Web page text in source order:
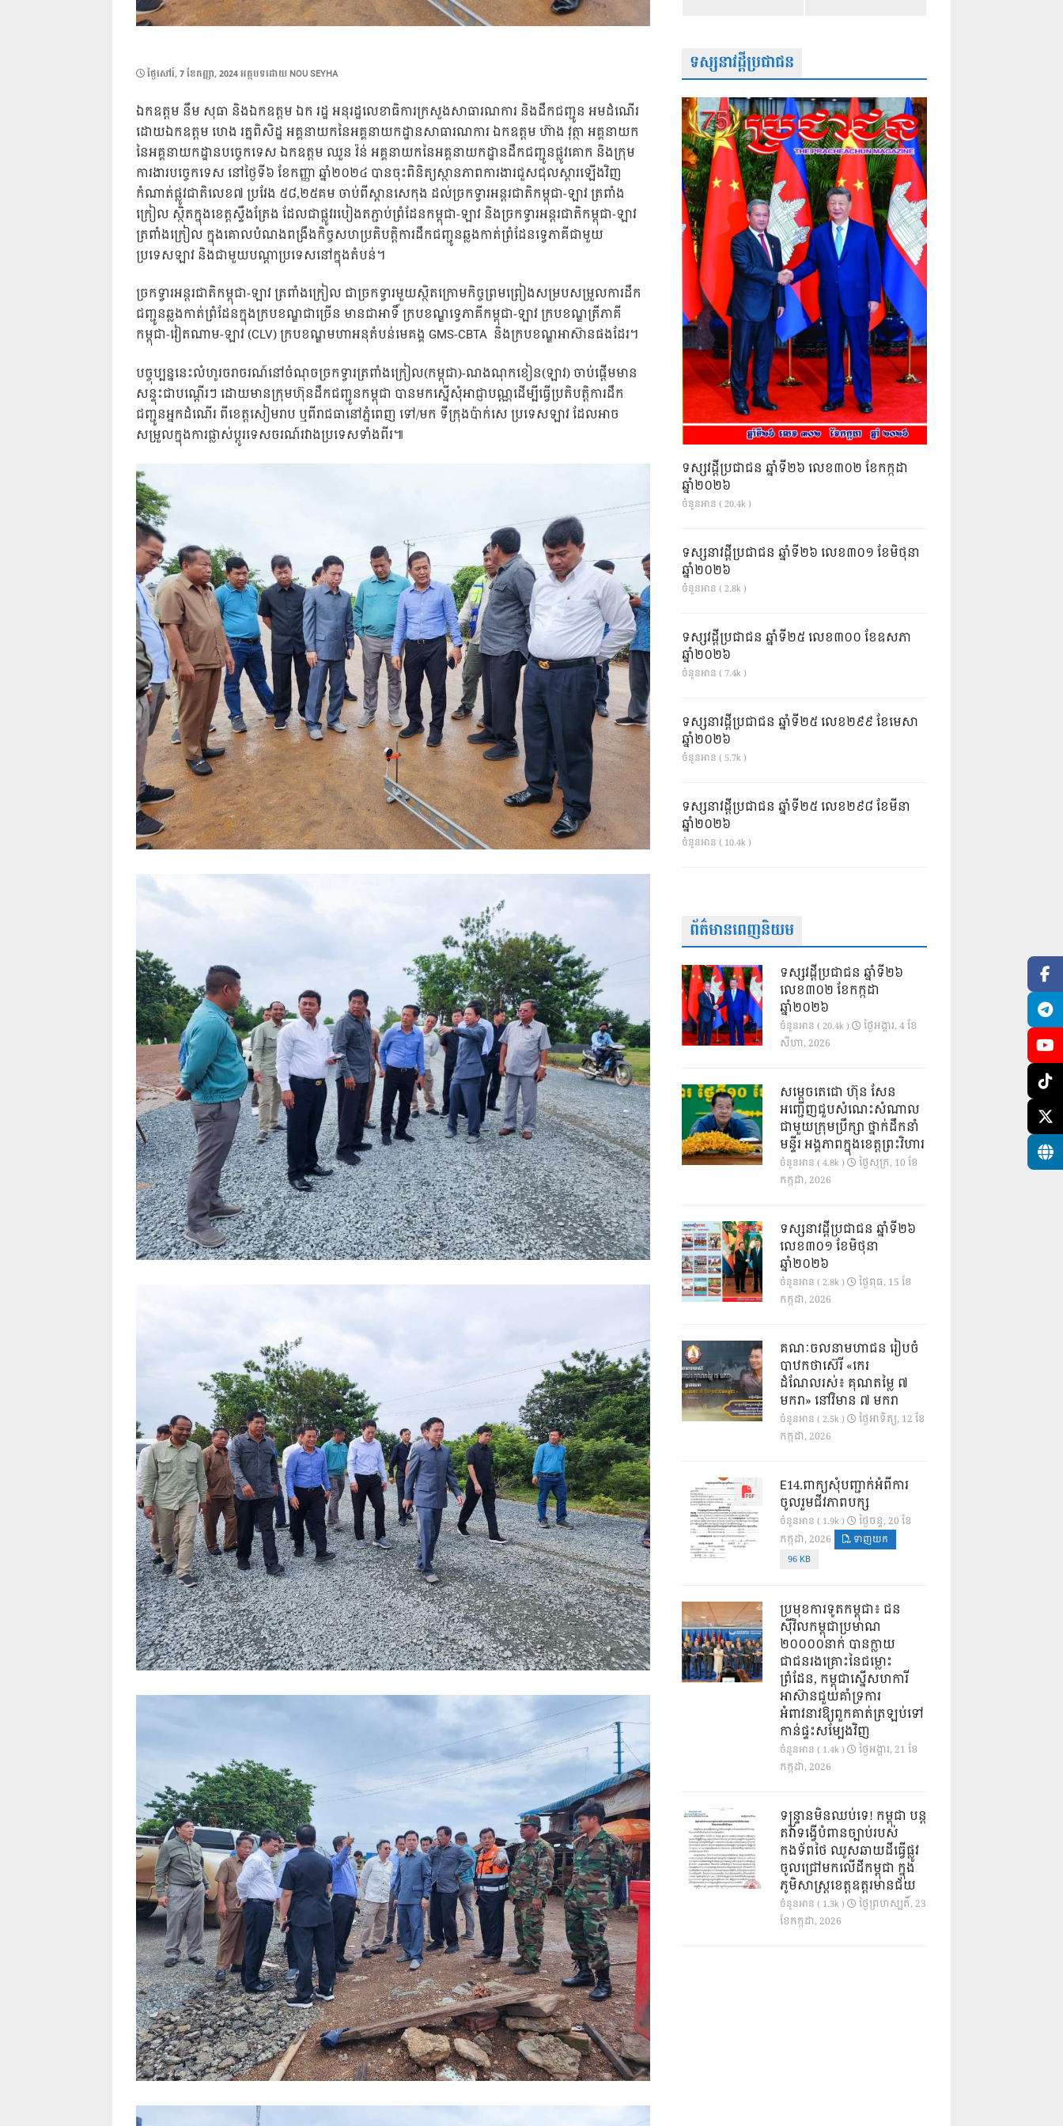
POSTED
ថ្ងៃ​សៅរ៍, 7 ខែ​កញ្ញា, 2024អត្ថបទដោយ NOU SEYHA
ឯកឧត្តម នឹម សុធា និងឯកឧត្តម ឯក រដ្ឋ អនុរដ្ឋលេខាធិការក្រសួងសាធារណការ និងដឹកជញ្ជូន អមដំណើរ
ដោយឯកឧត្តម ហេង រត្នពិសិដ្ឋ អគ្គនាយកនៃអគ្គនាយកដ្ឋានសាធារណការ ឯកឧត្តម ហ៊ាង វុត្ថា អគ្គនាយក
នៃអគ្គនាយកដ្ឋានបច្ចេកទេស ឯកឧត្តម ឈួន វ៉ន់ អគ្គនាយកនៃអគ្គនាយកដ្ឋានដឹកជញ្ជូនផ្លូវគោក និងក្រុម
ការងារបច្ចេកទេស នៅថ្ងៃទី៦ ខែកញ្ញា ឆ្នាំ២០២៤ បានចុះពិនិត្យស្ថានភាពការងារជួសជុលស្ដារឡើងវិញ
កំណាត់ផ្លូវជាតិលេខ៧ ប្រវែង ៥៨,២៥គម ចាប់ពីស្ពានសេកុង ដល់ច្រកទ្វារអន្តរជាតិកម្ពុជា-ឡាវ ត្រពាំង
ក្រៀល ស្ថិតក្នុងខេត្តស្ទឹងត្រែង ដែលជាផ្លូវរបៀងតភ្ជាប់ព្រំដែនកម្ពុជា-ឡាវ និងច្រកទ្វារអន្តរជាតិកម្ពុជា-ឡាវ
ត្រពាំងក្រៀល ក្នុងគោលបំណងពង្រឹងកិច្ចសហប្រតិបត្តិការដឹកជញ្ជូនឆ្លងកាត់ព្រំដែនទ្វេភាគីជាមួយ
ប្រទេសឡាវ និងជាមួយបណ្តាប្រទេសនៅក្នុងតំបន់។
ច្រកទ្វារអន្តរជាតិកម្ពុជា-ឡាវ ត្រពាំងក្រៀល ជាច្រកទ្វារមួយស្ថិតក្រោមកិច្ចព្រមព្រៀងសម្របសម្រួលការដឹក
ជញ្ជូនឆ្លងកាត់ព្រំដែនក្នុងក្របខណ្ឌជាច្រើន មានជាអាទិ៍ ក្របខណ្ឌទ្វេភាគីកម្ពុជា-ឡាវ ក្របខណ្ឌត្រីភាគី
កម្ពុជា-វៀតណាម-ឡាវ (CLV) ក្របខណ្ឌមហាអនុតំបន់មេគង្គ GMS-CBTA និងក្របខណ្ឌអាស៊ានផងដែរ។
បច្ចុប្បន្ននេះលំហូរចរាចរណ៍នៅចំណុចច្រកទ្វារត្រពាំងក្រៀល(កម្ពុជា)-ណងណុកខៀន(ឡាវ) ចាប់ផ្តើមមាន
សន្ទុះជាបណ្តើរៗ ដោយមានក្រុមហ៊ុនដឹកជញ្ជូនកម្ពុជា បានមកស្នើសុំអាជ្ញាបណ្ណដើម្បីធ្វើប្រតិបត្តិការដឹក
ជញ្ជូនអ្នកដំណើរ ពីខេត្តសៀមរាប ឬពីរាជធានៅភ្នំពេញ ទៅ/មក ទីក្រុងប៉ាក់សេ ប្រទេសឡាវ ដែលអាច
សម្រួលក្នុងការផ្លាស់ប្តូរទេសចរណ៍រវាងប្រទេសទាំងពីរ៕
ទស្សនាវដ្តីប្រជាជន
ទស្សវដ្តីប្រជាជន ឆ្នាំទី២៦ លេខ៣០២ ខែកក្កដា
ឆ្នាំ២០២៦
ចំនួនអាន ( 20.4k )
ទស្សនាវដ្ដីប្រជាជន ឆ្នាំទី២៦ លេខ៣០១ ខែមិថុនា
ឆ្នាំ២០២៦
ចំនួនអាន ( 2.8k )
ទស្សវដ្តីប្រជាជន ឆ្នាំទី២៥ លេខ៣០០ ខែឧសភា
ឆ្នាំ២០២៦
ចំនួនអាន ( 7.4k )
ទស្សនាវដ្ដីប្រជាជន ឆ្នាំទី២៥ លេខ២៩៩ ខែមេសា
ឆ្នាំ២០២៦
ចំនួនអាន ( 5.7k )
ទស្សនាវដ្ដីប្រជាជន ឆ្នាំទី២៥ លេខ២៩៨ ខែមីនា
ឆ្នាំ២០២៦
ចំនួនអាន ( 10.4k )
ព័ត៌មានពេញនិយម
ទស្សវដ្តីប្រជាជន ឆ្នាំទី២៦
លេខ៣០២ ខែកក្កដា
ឆ្នាំ២០២៦
ចំនួនអាន ( 20.4k )
ថ្ងៃ​អង្គារ, 4 ខែ​
សីហា, 2026
សម្តេចតេជោ ហ៊ុន សែន
អញ្ជើញជួបសំណេះសំណាល
ជាមួយក្រុមប្រឹក្សា ថ្នាក់ដឹកនាំ
មន្ទីរ អង្គភាពក្នុងខេត្តព្រះវិហារ
ចំនួនអាន ( 4.8k )
ថ្ងៃ​សុក្រ, 10 ខែ​
កក្កដា, 2026
ទស្សនាវដ្ដីប្រជាជន ឆ្នាំទី២៦
លេខ៣០១ ខែមិថុនា
ឆ្នាំ២០២៦
ចំនួនអាន ( 2.8k )
ថ្ងៃ​ពុធ, 15 ខែ​
កក្កដា, 2026
គណៈចលនាមហាជន រៀបចំ
បាឋកថាស៊េរី «កេរ
ដំណែលរស់៖ គុណតម្លៃ ៧
មករា» នៅវិមាន ៧ មករា
ចំនួនអាន ( 2.5k )
ថ្ងៃ​អាទិត្យ, 12 ខែ​
កក្កដា, 2026
E14.ពាក្យសុំបញ្ជាក់អំពីការ
ចូលរួមជីវភាពបក្ស
ចំនួនអាន ( 1.9k )
ថ្ងៃ​ចន្ទ, 20 ខែ​
កក្កដា, 2026
ទាញយក
96 KB
ប្រមុខការទូតកម្ពុជា៖ ជន
ស៊ីវិលកម្ពុជាប្រមាណ
២០០០០នាក់ បានក្លាយ
ជាជនរងគ្រោះនៃជម្លោះ
ព្រំដែន, កម្ពុជាស្នើសហការី
អាស៊ានជួយគាំទ្រការ
អំពាវនាវឱ្យពួកគាត់ត្រឡប់ទៅ
កាន់ផ្ទះសម្បែងវិញ
ចំនួនអាន ( 1.4k )
ថ្ងៃ​អង្គារ, 21 ខែ​
កក្កដា, 2026
ទន្ទ្រានមិនឈប់ទេ! កម្ពុជា បន្ត
តវ៉ាទង្វើបំពានច្បាប់របស់
កងទ័ពថៃ ឈូសឆាយដីធ្វើផ្លូវ
ចូលជ្រៅមកលើដីកម្ពុជា ក្នុង
ភូមិសាស្ត្រខេត្តឧត្តរមានជ័យ
ចំនួនអាន ( 1.3k )
ថ្ងៃ​ព្រហស្បតិ៍, 23
ខែ​កក្កដា, 2026